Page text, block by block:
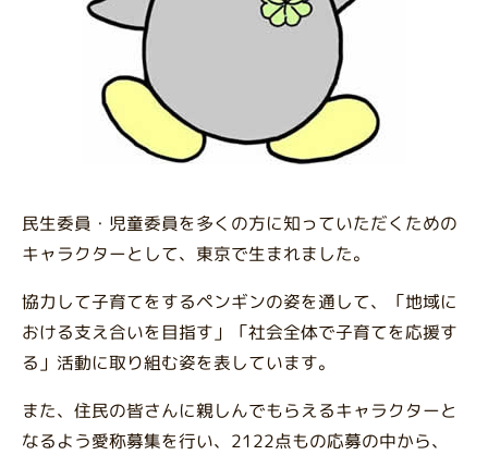
民生委員・児童委員を多くの方に知っていただくための
キャラクターとして、東京で生まれました。
協力して子育てをするペンギンの姿を通して、「地域に
おける支え合いを目指す」「社会全体で子育てを応援す
る」活動に取り組む姿を表しています。
また、住民の皆さんに親しんでもらえるキャラクターと
なるよう愛称募集を行い、2122点もの応募の中から、